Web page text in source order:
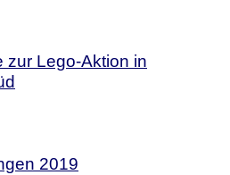
zur Lego-Aktion in
2019